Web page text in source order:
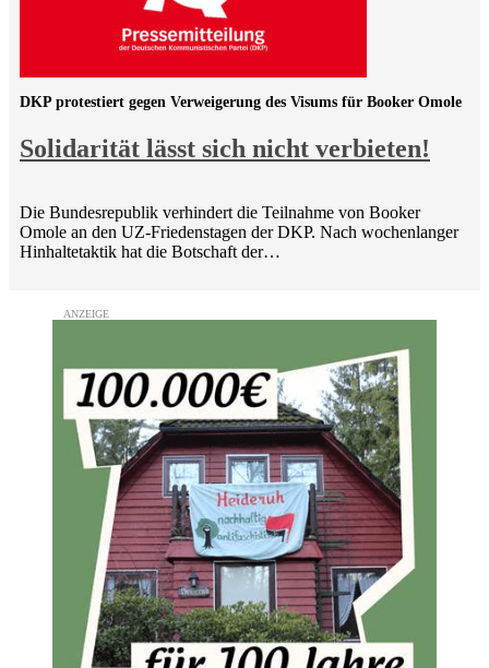
Solidarität lässt sich nicht verbieten!
DKP protestiert gegen Verweigerung des Visums für Booker Omole
Die Bundesrepublik verhindert die Teilnahme von Booker
Omole an den UZ-Friedenstagen der DKP. Nach wochenlanger
Hinhaltetaktik hat die Botschaft der…